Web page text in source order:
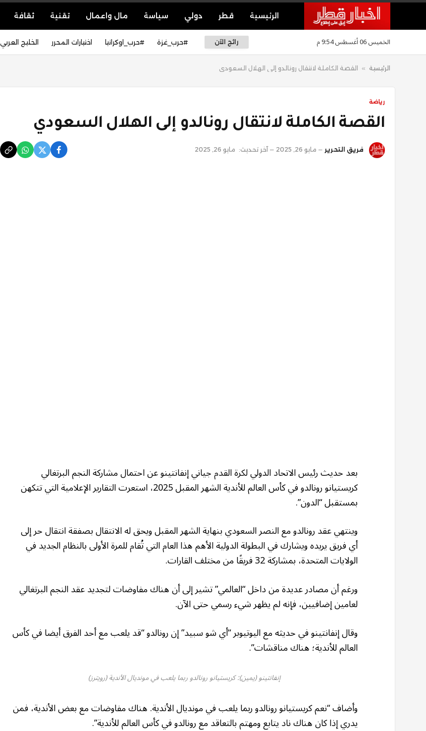
الرئيسية قطر دولي سياسة مال واعمال تقنية ثقافة
الخميس 06 أغسطس 9:54 م رائج الآن #حرب_غزة #حرب_اوكرانيا اختيارات المحرر الخليج العربي
الرئيسية » القصة الكاملة لانتقال رونالدو إلى الهلال السعودي
رياضة
القصة الكاملة لانتقال رونالدو إلى الهلال السعودي
فريق التحرير مايو 26, 2025 آخر تحديث: مايو 26, 2025
بعد حديث رئيس الاتحاد الدولي لكرة القدم جياني إنفانتينو عن احتمال مشاركة النجم البرتغالي
كريستيانو رونالدو في كأس العالم للأندية الشهر المقبل 2025، استعرت التقارير الإعلامية التي تتكهن
بمستقبل “الدون”.
وينتهي عقد رونالدو مع النصر السعودي بنهاية الشهر المقبل ويحق له الانتقال بصفقة انتقال حر إلى
أي فريق يريده ويشارك في البطولة الدولية الأهم هذا العام التي تُقام للمرة الأولى بالنظام الجديد في
الولايات المتحدة، بمشاركة 32 فريقًا من مختلف القارات.
ورغم أن مصادر عديدة من داخل “العالمي” تشير إلى أن هناك مفاوضات لتجديد عقد النجم البرتغالي
لعامين إضافيين، فإنه لم يظهر شيء رسمي حتى الآن.
وقال إنفانتينو في حديثه مع اليوتيوبر “أي شو سبيد” إن رونالدو “قد يلعب مع أحد الفرق أيضا في كأس
العالم للأندية؛ هناك مناقشات”.
إنفانتينو (يمين): كريستيانو رونالدو ربما يلعب في مونديال الأندية (رويترز)
وأضاف “نعم كريستيانو رونالدو ربما يلعب في مونديال الأندية. هناك مفاوضات مع بعض الأندية، فمن
يدري إذا كان هناك ناد يتابع ومهتم بالتعاقد مع رونالدو في كأس العالم للأندية”.